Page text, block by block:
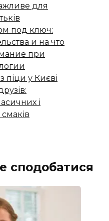
для
под ключ:
и на что
при
піци у Києві
і
сподобатися